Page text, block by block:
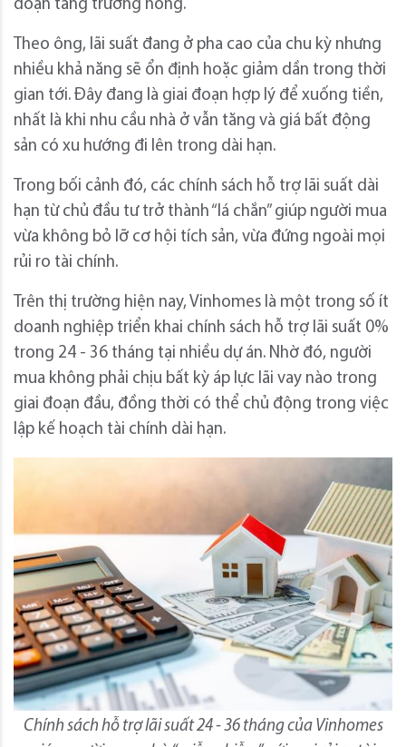
đoạn tăng trưởng nóng.
Theo ông, lãi suất đang ở pha cao của chu kỳ nhưng
nhiều khả năng sẽ ổn định hoặc giảm dần trong thời
gian tới. Đây đang là giai đoạn hợp lý để xuống tiền,
nhất là khi nhu cầu nhà ở vẫn tăng và giá bất động
sản có xu hướng đi lên trong dài hạn.
Trong bối cảnh đó, các chính sách hỗ trợ lãi suất dài
hạn từ chủ đầu tư trở thành “lá chắn” giúp người mua
vừa không bỏ lỡ cơ hội tích sản, vừa đứng ngoài mọi
rủi ro tài chính.
Trên thị trường hiện nay, Vinhomes là một trong số ít
doanh nghiệp triển khai chính sách hỗ trợ lãi suất 0%
trong 24 - 36 tháng tại nhiều dự án. Nhờ đó, người
mua không phải chịu bất kỳ áp lực lãi vay nào trong
giai đoạn đầu, đồng thời có thể chủ động trong việc
lập kế hoạch tài chính dài hạn.
Chính sách hỗ trợ lãi suất 24 - 36 tháng của Vinhomes